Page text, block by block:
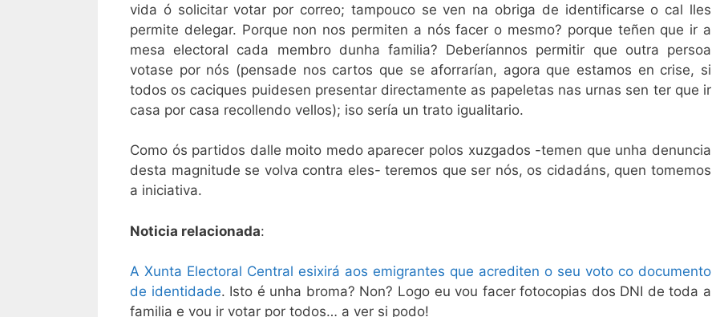
vida ó solicitar votar por correo; tampouco se ven na obriga de identificarse o cal lles
permite delegar. Porque non nos permiten a nós facer o mesmo? porque teñen que ir a
mesa electoral cada membro dunha familia? Deberíannos permitir que outra persoa
votase por nós (pensade nos cartos que se aforrarían, agora que estamos en crise, si
todos os caciques puidesen presentar directamente as papeletas nas urnas sen ter que ir
casa por casa recollendo vellos); iso sería un trato igualitario.
Como ós partidos dalle moito medo aparecer polos xuzgados -temen que unha denuncia
desta magnitude se volva contra eles- teremos que ser nós, os cidadáns, quen tomemos
a iniciativa.
Noticia relacionada:
A Xunta Electoral Central esixirá aos emigrantes que acrediten o seu voto co documento
de identidade. Isto é unha broma? Non? Logo eu vou facer fotocopias dos DNI de toda a
familia e vou ir votar por todos… a ver si podo!